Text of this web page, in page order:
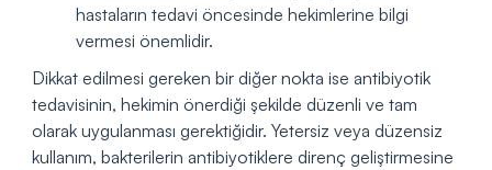
hastaların tedavi öncesinde hekimlerine bilgi
vermesi önemlidir.
Dikkat edilmesi gereken bir diğer nokta ise antibiyotik
tedavisinin, hekimin önerdiği şekilde düzenli ve tam
olarak uygulanması gerektiğidir. Yetersiz veya düzensiz
kullanım, bakterilerin antibiyotiklere direnç geliştirmesine